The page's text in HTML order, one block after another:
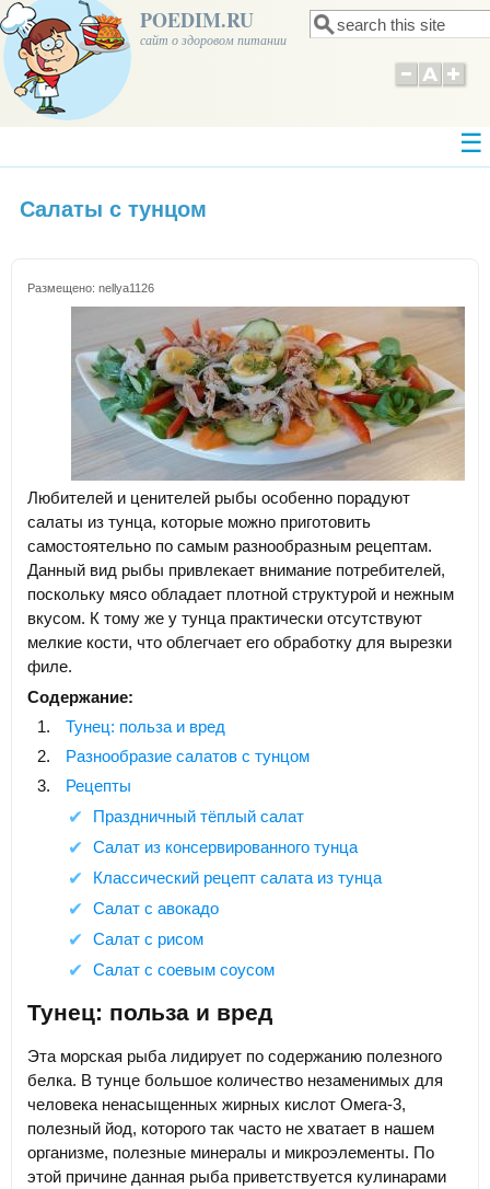
POEDIM.RU
сайт о здоровом питании Форма поиска
Поиск
Салаты с тунцом
Размещено: nellya1126
Любителей и ценителей рыбы особенно порадуют
салаты из тунца, которые можно приготовить
самостоятельно по самым разнообразным рецептам.
Данный вид рыбы привлекает внимание потребителей,
поскольку мясо обладает плотной структурой и нежным
вкусом. К тому же у тунца практически отсутствуют
мелкие кости, что облегчает его обработку для вырезки
филе.
Содержание:
Тунец: польза и вред
Разнообразие салатов с тунцом
Рецепты
Праздничный тёплый салат
Салат из консервированного тунца
Классический рецепт салата из тунца
Салат с авокадо
Салат с рисом
Салат с соевым соусом
Тунец: польза и вред
Эта морская рыба лидирует по содержанию полезного
белка. В тунце большое количество незаменимых для
человека ненасыщенных жирных кислот Омега-3,
полезный йод, которого так часто не хватает в нашем
организме, полезные минералы и микроэлементы. По
этой причине данная рыба приветствуется кулинарами